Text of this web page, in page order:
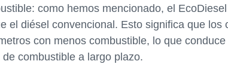
como hemos mencionado, el
el diésel convencional. Esto significa que los
con menos combustible, lo que
combustible a largo plazo.